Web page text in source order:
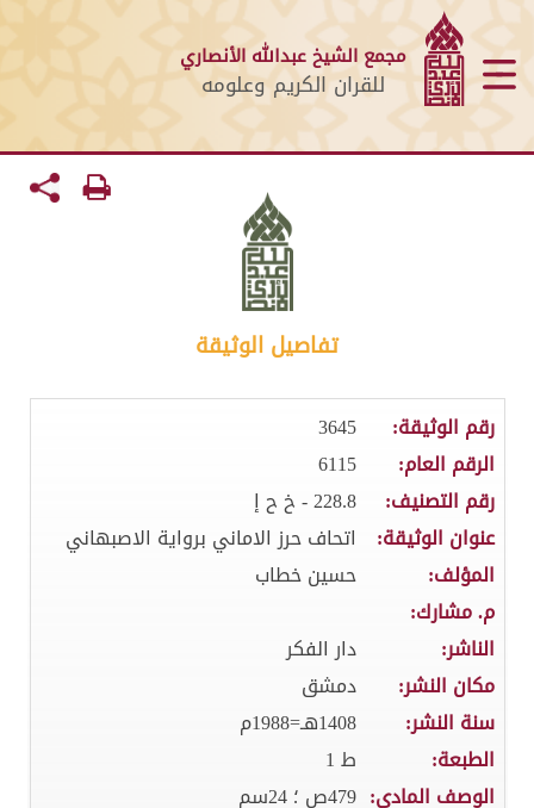
مجمع الشيخ عبدالله الأنصاري
للقران الكريم وعلومه
تفاصيل الوثيقة
رقم الوثيقة:
3645
الرقم العام:
6115
رقم التصنيف:
228.8 - خ ح إ
عنوان الوثيقة:
اتحاف حرز الاماني برواية الاصبهاني
المؤلف:
حسين خطاب
م. مشارك:
الناشر:
دار الفكر
مكان النشر:
دمشق
سنة النشر:
1408هـ=1988م
الطبعة:
ط 1
الوصف المادي: 479ص ؛ 24سم